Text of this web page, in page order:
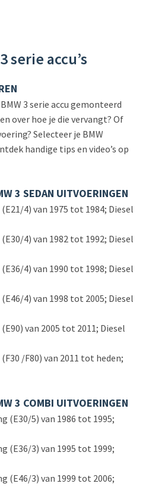
serie accu’s
3 serie accu gemonteerd
over hoe je die vervangt? Of
Selecteer je BMW
handige tips en video’s op
3 SEDAN UITVOERINGEN
(E21/4) van 1975 tot 1984; Diesel
(E30/4) van 1982 tot 1992; Diesel
(E36/4) van 1990 tot 1998; Diesel
(E46/4) van 1998 tot 2005; Diesel
(E90) van 2005 tot 2011; Diesel
(F30 /F80) van 2011 tot heden;
3 COMBI UITVOERINGEN
(E30/5) van 1986 tot 1995;
(E36/3) van 1995 tot 1999;
(E46/3) van 1999 tot 2006;